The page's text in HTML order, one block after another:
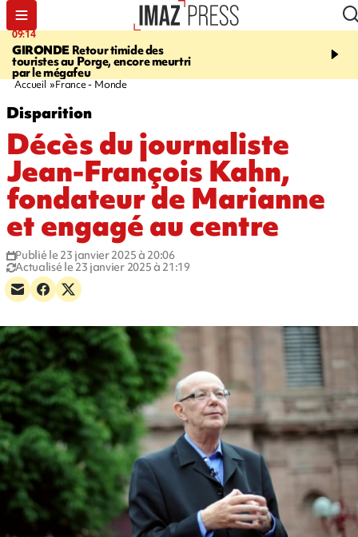
09:14
GIRONDE Retour timide des
touristes au Porge, encore meurtri
par le mégafeu
13:09
Des
font cinq morts en
Accueil France - Monde
Disparition
Décès du journaliste
Jean-François Kahn,
fondateur de Marianne
et engagé au centre
Publié le 23 janvier 2025 à 20:06
Actualisé le 23 janvier 2025 à 21:19